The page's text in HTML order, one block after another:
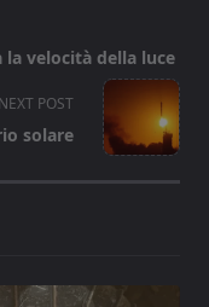
velocità della luce
NEXT POST
solare